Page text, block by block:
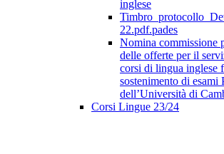
inglese
22.pdf.pades
Nomina commissione
delle offerte per il
corsi di lingua inglese
sostenimento di
dell’Università di
Corsi Lingue 23/24